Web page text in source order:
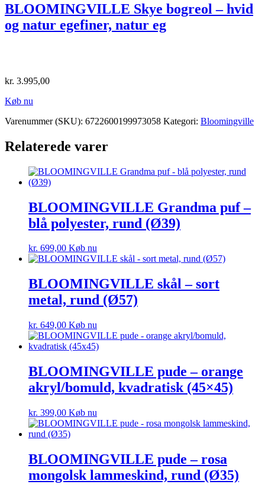
BLOOMINGVILLE Skye bogreol – hvid
og natur egefiner, natur eg
kr. 3.995,00
Køb nu
Varenummer (SKU): 6722600199973058 Kategori: Bloomingville
Relaterede varer
BLOOMINGVILLE Grandma puf –
blå polyester, rund (Ø39)
kr. 699,00 Køb nu
BLOOMINGVILLE skål – sort
metal, rund (Ø57)
kr. 649,00 Køb nu
BLOOMINGVILLE pude – orange
akryl/bomuld, kvadratisk (45×45)
kr. 399,00 Køb nu
BLOOMINGVILLE pude – rosa
mongolsk lammeskind, rund (Ø35)